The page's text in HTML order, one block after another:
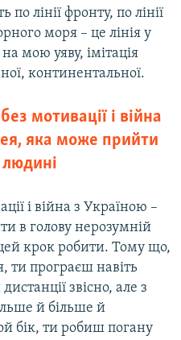
по лінії фронту, по лінії
моря – це лінія у
мою уяву, імітація
континентальної.
мотивації і війна
яка може прийти
і війна з Україною –
в голову нерозумній
крок робити. Тому що,
ти програєш навіть
звісно, але з
й більше й
бік, ти робиш погану